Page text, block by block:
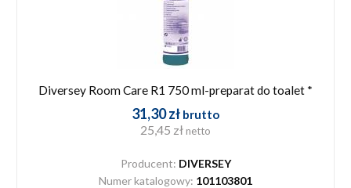
Diversey Room Care R1 750 ml-preparat do toalet *
31,30 zł brutto
25,45 zł netto
Producent: DIVERSEY
Numer katalogowy: 101103801